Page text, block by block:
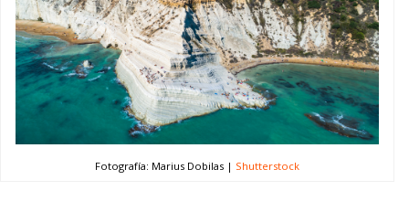
Fotografía: Marius Dobilas | Shutterstock